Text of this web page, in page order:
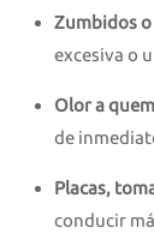
Zumbidos
excesiva o
Olor a
de
Placas,
conducir